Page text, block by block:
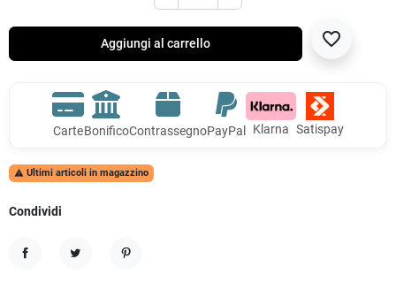
Aggiungi al carrello favorite_border
CarteBonificoContrassegnoPayPal Klarna Satispay
 Ultimi articoli in magazzino
Condividi